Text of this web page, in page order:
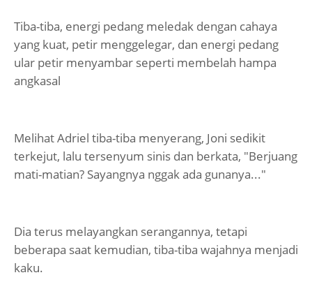
Tiba-tiba, energi pedang meledak dengan cahaya
yang kuat, petir menggelegar, dan energi pedang
ular petir menyambar seperti membelah hampa
angkasal
Melihat Adriel tiba-tiba menyerang, Joni sedikit
terkejut, lalu tersenyum sinis dan berkata, "Berjuang
mati-matian? Sayangnya nggak ada gunanya..."
Dia terus melayangkan serangannya, tetapi
beberapa saat kemudian, tiba-tiba wajahnya menjadi
kaku.